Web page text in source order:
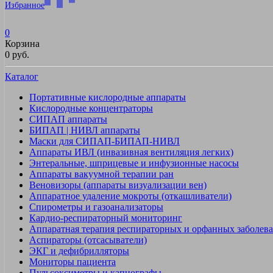
Избранное
0
Корзина
0 руб.
Каталог
Портативные кислородные аппараты
Кислородные концентраторы
СИПАП аппараты
БИПАП | НИВЛ аппараты
Маски для СИПАП-БИПАП-НИВЛ
Аппараты ИВЛ (инвазивная вентиляция легких)
Энтеральные, шприцевые и инфузионные насосы
Аппараты вакуумной терапии ран
Веновизоры (аппараты визуализации вен)
Аппаратное удаление мокроты (откашливатели)
Спирометры и газоанализаторы
Кардио-респираторный мониторинг
Аппаратная терапия респираторных и орфанных
Аспираторы (отсасыватели)
ЭКГ и дефибрилляторы
Мониторы пациента